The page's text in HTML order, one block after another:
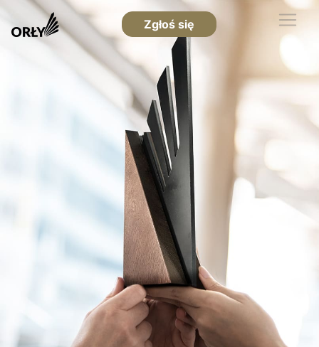
Zgłoś się